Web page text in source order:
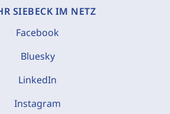
SIEBECK IM NETZ
Facebook
Bluesky
LinkedIn
Instagram